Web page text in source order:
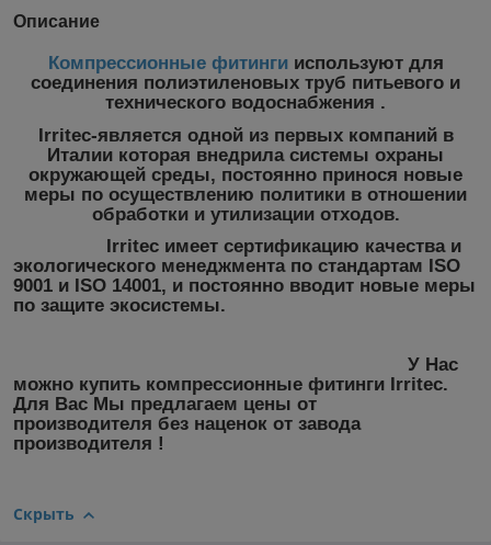
Описание
Компрессионные фитингииспользуют для
соединения полиэтиленовых труб питьевого и
технического водоснабжения .
Irritec-является одной из первых компаний в
Италии которая внедрила системы охраны
окружающей среды, постоянно принося новые
меры по осуществлению политики в отношении
обработки и утилизации отходов.
Irritec имеет сертификацию качества и
экологического менеджмента по стандартам ISO
9001 и I SO 14001, и постоянно вводит новые меры
по защите экосистемы.
У Нас
можно купить компрессионные фитинги Irritec.
Для Вас Мы предлагаем цены от
производителя без наценок от завода
производителя !
Скрыть